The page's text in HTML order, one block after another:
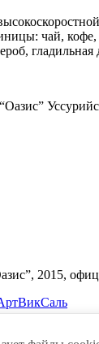
чай, кофе,
2015,